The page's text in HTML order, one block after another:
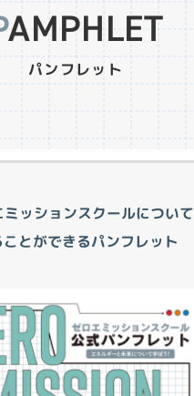
PAMPHLET
パンフレット
ミッションスクールについて
とができるパンフレット